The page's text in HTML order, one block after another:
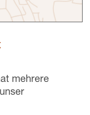
mehrere